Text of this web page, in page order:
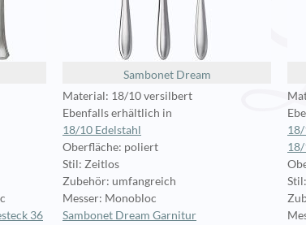
36
Sambonet Dream
Material: 18/10 versilbert
Ebenfalls erhältlich in
18/10 Edelstahl
Oberfläche: poliert
Stil: Zeitlos
Zubehör: umfangreich
Messer: Monobloc
Sambonet Dream Garnitur
18/